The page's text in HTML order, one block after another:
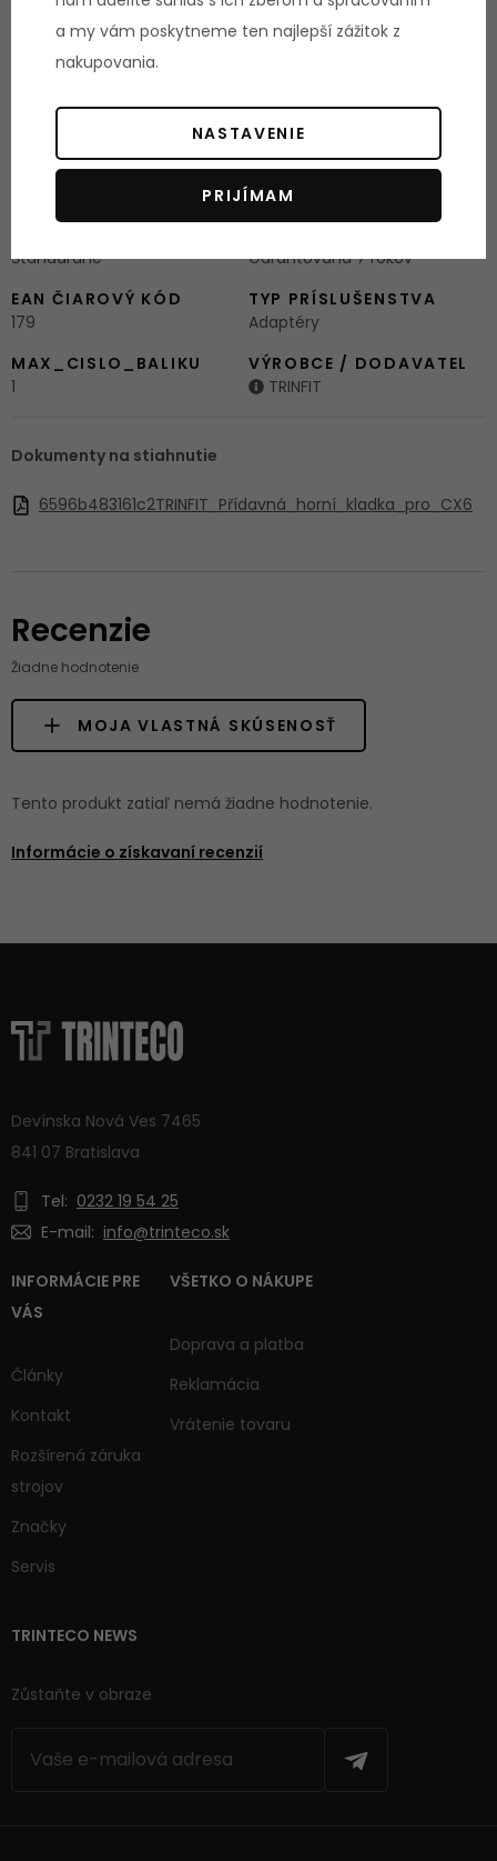
Ostatné informácie:
Parametre
Štandardné
Garantovaná 7 rokov
EAN ČIAROVÝ KÓD
179
TYP PRÍSLUŠENSTVA
Adaptéry
MAX_CISLO_BALIKU
1
VÝROBCE / DODAVATEL
TRINFIT
Dokumenty na stiahnutie
6596b483161c2TRINFIT_Přídavná_horní_kladka_pro_CX6
Recenzie
Žiadne hodnotenie
MOJA VLASTNÁ SKÚSENOSŤ
Tento produkt zatiaľ nemá žiadne hodnotenie.
Informácie o získavaní recenzií
Devínska Nová Ves 7465
841 07 Bratislava
Tel: 0232 19 54 25
E-mail: info@trinteco.sk
INFORMÁCIE PRE
VÁS
Články
Kontakt
Rozšírená záruka
strojov
Značky
Servis
VŠETKO O NÁKUPE
Doprava a platba
Reklamácia
Vrátenie tovaru
TRINTECO NEWS
Zůstaňte v obraze
a my vám poskytneme ten najlepší zážitok z
nakupovania.
NASTAVENIE
PRIJÍMAM